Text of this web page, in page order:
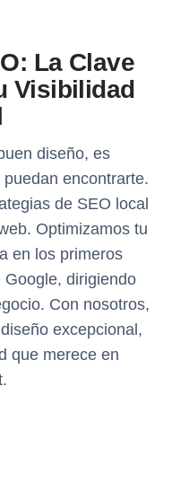
La Clave
Visibilidad
diseño, es
encontrarte.
de SEO local
Optimizamos tu
en los primeros
dirigiendo
Con nosotros,
excepcional,
que merece en